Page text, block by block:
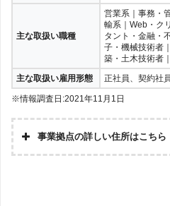
主な取扱い職種
営業系｜事務・
輸系｜Web・ク
タント・金融・
子・機械技術者
築・土木技術者
主な取扱い雇用形態
正社員、契約社
※情報調査日:2021年11月1日
事業拠点の詳しい住所はこちら
〒950-0087